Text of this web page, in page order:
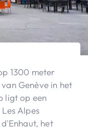
1300 meter
Genève in het
ligt op een
Alpes
het